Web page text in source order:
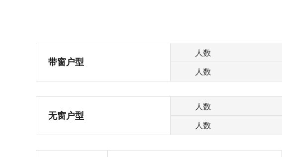
带窗户型
人数
人数
无窗户型
人数
人数